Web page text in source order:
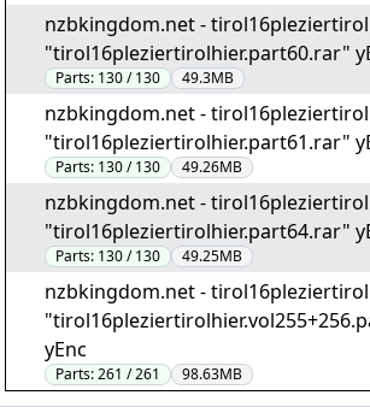
nzbkingdom.net -
"tirol16pleziertirolhier.part60.rar"
Parts: 130 / 130 49.3MB
nzbkingdom.net -
"tirol16pleziertirolhier.part61.rar"
Parts: 130 / 130 49.26MB
nzbkingdom.net -
"tirol16pleziertirolhier.part64.rar"
Parts: 130 / 130 49.25MB
nzbkingdom.net -
yEnc
Parts:261 / 261 98.63MB